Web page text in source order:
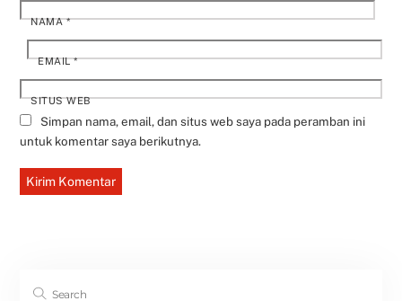
NAMA*
EMAIL*
SITUS WEB
Simpan nama, email, dan situs web saya pada peramban ini
untuk komentar saya berikutnya.